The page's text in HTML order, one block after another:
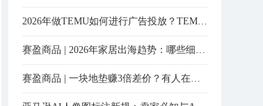
2026年做TEMU如何进行广告投放？TEMU投放技巧全程分享！
赛盈商品 | 2026年家居出海趋势：哪些细分赛道还有入场机会？
赛盈商品 | 一块地垫赚3倍差价？有人在亚马逊上闷声干了将近15000单